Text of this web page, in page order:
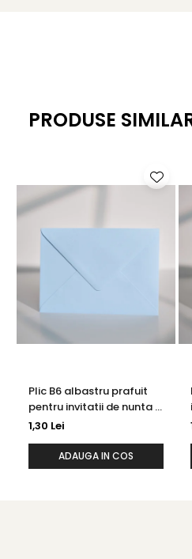
PRODUSE
Plic B6 albastru prafuit
pentru invitatii de nunta /
felicitari
1,30 Lei
ADAUGA IN COS